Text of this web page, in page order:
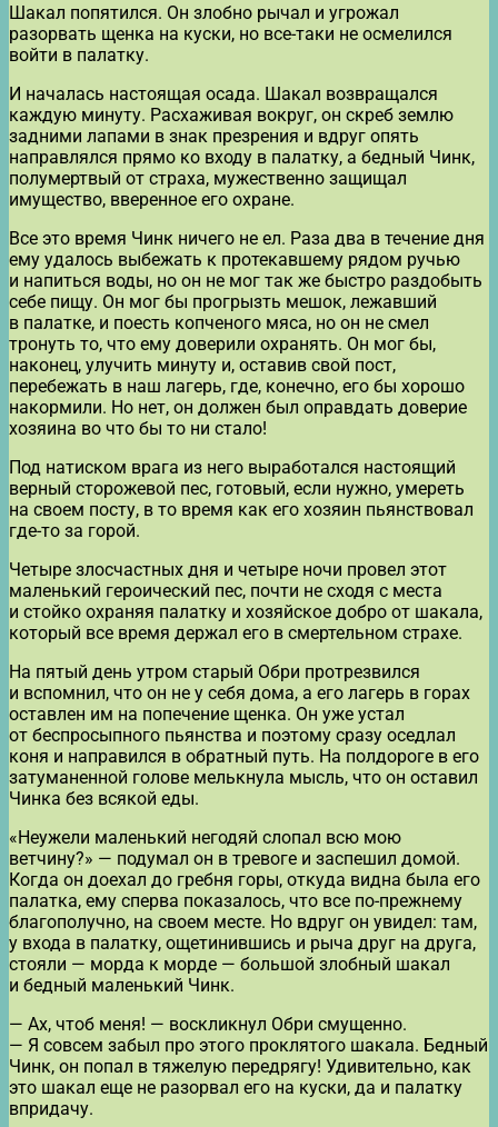
Шакал попятился. Он злобно рычал и угрожал
разорвать щенка на куски, но все-таки не осмелился
войти в палатку.
И началась настоящая осада. Шакал возвращался
каждую минуту. Расхаживая вокруг, он скреб землю
задними лапами в знак презрения и вдруг опять
направлялся прямо ко входу в палатку, а бедный Чинк,
полумертвый от страха, мужественно защищал
имущество, вверенное его охране.
Все это время Чинк ничего не ел. Раза два в течение дня
ему удалось выбежать к протекавшему рядом ручью
и напиться воды, но он не мог так же быстро раздобыть
себе пищу. Он мог бы прогрызть мешок, лежавший
в палатке, и поесть копченого мяса, но он не смел
тронуть то, что ему доверили охранять. Он мог бы,
наконец, улучить минуту и, оставив свой пост,
перебежать в наш лагерь, где, конечно, его бы хорошо
накормили. Но нет, он должен был оправдать доверие
хозяина во что бы то ни стало!
Под натиском врага из него выработался настоящий
верный сторожевой пес, готовый, если нужно, умереть
на своем посту, в то время как его хозяин пьянствовал
где-то за горой.
Четыре злосчастных дня и четыре ночи провел этот
маленький героический пес, почти не сходя с места
и стойко охраняя палатку и хозяйское добро от шакала,
который все время держал его в смертельном страхе.
На пятый день утром старый Обри протрезвился
и вспомнил, что он не у себя дома, а его лагерь в горах
оставлен им на попечение щенка. Он уже устал
от беспросыпного пьянства и поэтому сразу оседлал
коня и направился в обратный путь. На полдороге в его
затуманенной голове мелькнула мысль, что он оставил
Чинка без всякой еды.
«Неужели маленький негодяй слопал всю мою
ветчину?» — подумал он в тревоге и заспешил домой.
Когда он доехал до гребня горы, откуда видна была его
палатка, ему сперва показалось, что все по-прежнему
благополучно, на своем месте. Но вдруг он увидел: там,
у входа в палатку, ощетинившись и рыча друг на друга,
стояли — морда к морде — большой злобный шакал
и бедный маленький Чинк.
— Ах, чтоб меня! — воскликнул Обри смущенно.
— Я совсем забыл про этого проклятого шакала. Бедный
Чинк, он попал в тяжелую передрягу! Удивительно, как
это шакал еще не разорвал его на куски, да и палатку
впридачу.